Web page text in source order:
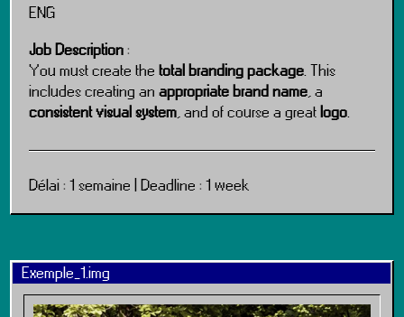
ENG
Job Description:
You must create thetotal branding package. This
includes creating anappropriate brand name, a
consistent visual system, and of course a greatlogo.
Délai : 1 semaine |Deadline : 1 week
Exemple_1.img